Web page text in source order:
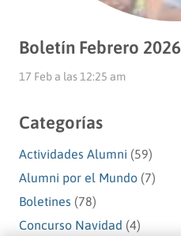
Boletín Febrero 2026
17 Feb a las 12:25 am
Categorías
Actividades Alumni (59)
Alumni por el Mundo (7)
Boletines (78)
Concurso Navidad (4)